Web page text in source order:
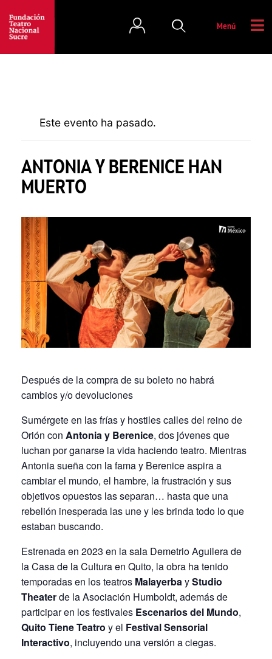
Menú
Este evento ha pasado.
ANTONIA Y BERENICE HAN
MUERTO
Después de la compra de su boleto no habrá
cambios y/o devoluciones
Sumérgete en las frías y hostiles calles del reino de
Orión con Antonia y Berenice, dos jóvenes que
luchan por ganarse la vida haciendo teatro. Mientras
Antonia sueña con la fama y Berenice aspira a
cambiar el mundo, el hambre, la frustración y sus
objetivos opuestos las separan… hasta que una
rebelión inesperada las une y les brinda todo lo que
estaban buscando.
Estrenada en 2023 en la sala Demetrio Aguilera de
la Casa de la Cultura en Quito, la obra ha tenido
temporadas en los teatros MalayerbayStudio
Theaterde la Asociación Humboldt, además de
participar en los festivales Escenarios del Mundo,
Quito Tiene Teatro y el Festival Sensorial
Interactivo, incluyendo una versión a ciegas.